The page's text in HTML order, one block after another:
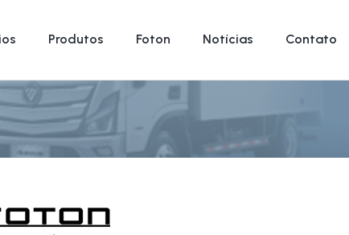
Produtos Foton Notícias Contato